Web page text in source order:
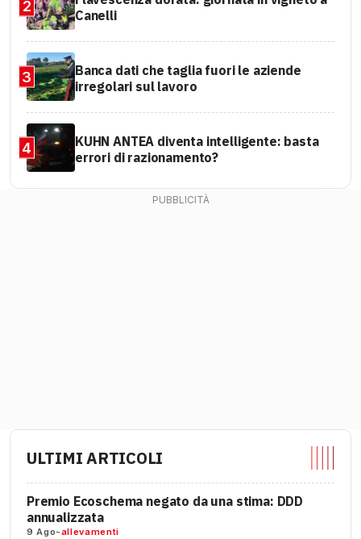
2
Canelli
3
Banca dati che taglia fuori le aziende
irregolari sul lavoro
4
KUHN ANTEA diventa intelligente: basta
errori di razionamento?
ULTIMI ARTICOLI
Premio Ecoschema negato da una stima: DDD
annualizzata
9 Ago-allevamenti